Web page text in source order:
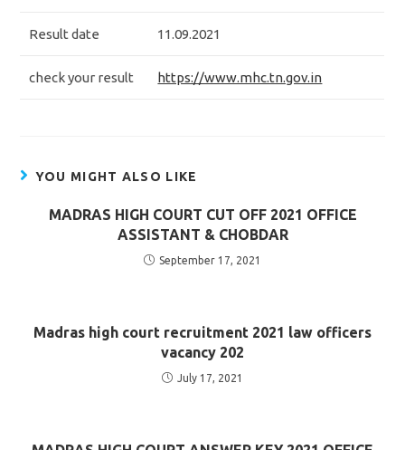
Result date 11.09.2021
check your result https://www.mhc.tn.gov.in
YOU MIGHT ALSO LIKE
MADRAS HIGH COURT CUT OFF 2021 OFFICE
ASSISTANT & CHOBDAR
September 17, 2021
Madras high court recruitment 2021 law officers
vacancy 202
July 17, 2021